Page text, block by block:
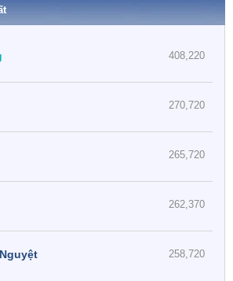
408,220
270,720
265,720
262,370
258,720